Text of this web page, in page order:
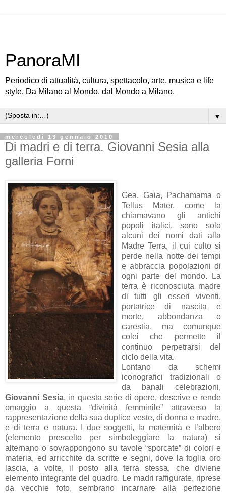
PanoraMI
Periodico di attualità, cultura, spettacolo, arte, musica e life
style. Da Milano al Mondo, dal Mondo a Milano.
▼
mercoledì 13 gennaio 2010
Di madri e di terra. Giovanni Sesia alla
galleria Forni
Gea, Gaia, Pachamama o
Tellus Mater, come la
chiamavano gli antichi
popoli italici, sono solo
alcuni dei nomi dati alla
Madre Terra, il cui culto si
perde nella notte dei tempi
e abbraccia popolazioni di
ogni parte del mondo. La
terra è riconosciuta madre
di tutti gli esseri viventi,
portatrice di nascita e
morte, abbondanza o
carestia, ma comunque
colei che permette il
continuo perpetrarsi del
ciclo della vita.
Lontano da schemi
iconografici tradizionali o
da banali celebrazioni,
Giovanni Sesia, in questa serie di opere, descrive e rende
omaggio a questa “divinità femminile” attraverso la
rappresentazione della sua duplice veste, di donna e madre,
e di terra e natura. I due soggetti, la maternità e l’albero
(elemento prescelto per simboleggiare la natura) si
alternano o sovrappongono su tavole “sporcate” di colori e
materia, ed arricchite da scritte e segni, dove la foglia oro
lascia, a volte, il posto alla terra stessa, che diviene
elemento integrante del quadro. Le madri raffigurate, riprese
da vecchie foto, sembrano incarnare alla perfezione